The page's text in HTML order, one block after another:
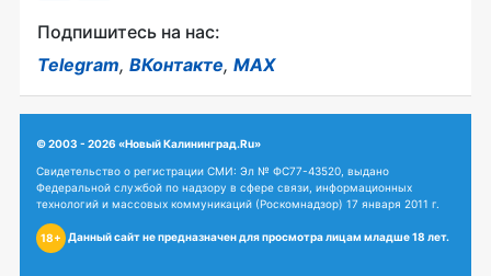
Подпишитесь на нас:
Telegram, ВКонтакте, MAX
© 2003 - 2026 «Новый Калининград.Ru»
Свидетельство о регистрации СМИ: Эл № ФС77-43520, выдано
Федеральной службой по надзору в сфере связи, информационных
технологий и массовых коммуникаций (Роскомнадзор) 17 января 2011 г.
18+ Данный сайт не предназначен для просмотра лицам младше 18 лет.